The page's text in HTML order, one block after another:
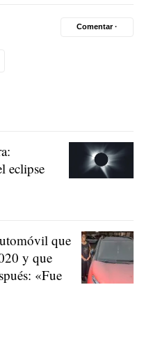
Comentar ·
eclipse
que
y que
«Fue